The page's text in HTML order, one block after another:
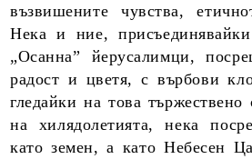
възвишените чувства,
Нека и ние,
„Осанна” йерусалимци,
радост и цветя, с върбови
гледайки на това тържествено
на хилядолетията, нека
като земен, а като Небесен